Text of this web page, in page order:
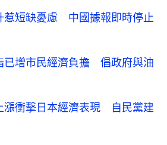
惹短缺憂慮 中國據報即時停止
已增市民經濟負擔 倡政府與油
漲衝擊日本經濟表現 自民黨建